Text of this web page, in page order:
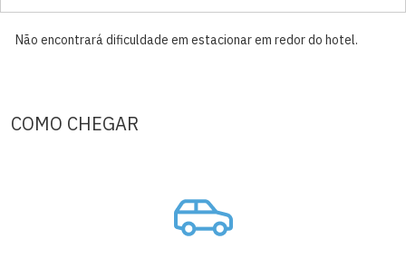
Não encontrará dificuldade em estacionar em redor do hotel.
COMO CHEGAR